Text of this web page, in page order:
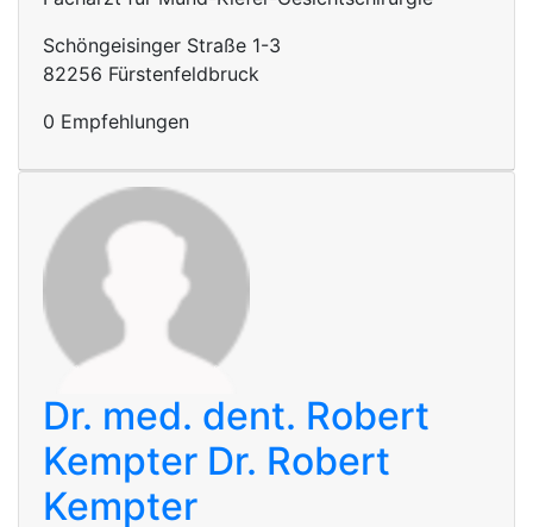
Schöngeisinger Straße 1-3
82256 Fürstenfeldbruck
0 Empfehlungen
Dr. med. dent. Robert
Kempter Dr. Robert
Kempter